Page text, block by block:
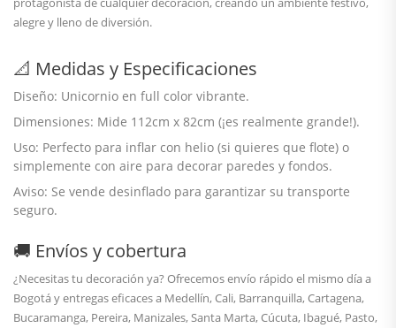
alegre y lleno de diversión.
📐 Medidas y Especificaciones
Diseño: Unicornio en full color vibrante.
Dimensiones: Mide 112cm x 82cm (¡es realmente grande!).
Uso: Perfecto para inflar con helio (si quieres que flote) o
simplemente con aire para decorar paredes y fondos.
Aviso: Se vende desinflado para garantizar su transporte
seguro.
🚚 Envíos y cobertura
¿Necesitas tu decoración ya? Ofrecemos envío rápido el mismo día a
Bogotá y entregas eficaces a Medellín, Cali, Barranquilla, Cartagena,
Bucaramanga, Pereira, Manizales, Santa Marta, Cúcuta, Ibagué, Pasto,